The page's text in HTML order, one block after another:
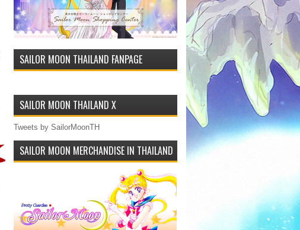
SAILOR MOON THAILAND FANPAGE
SAILOR MOON THAILAND X
Tweets by SailorMoonTH
SAILOR MOON MERCHANDISE IN THAILAND